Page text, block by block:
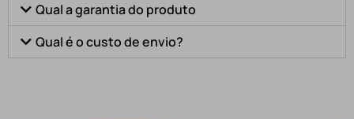
Qual a garantia do produto
Qual é o custo de envio?